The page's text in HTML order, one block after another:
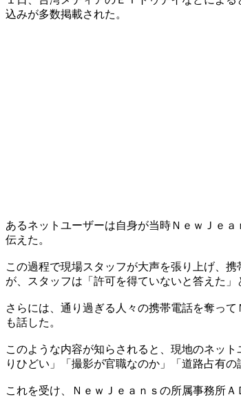
込みが多数掲載された。
あるネットユーザーは自身が当時ＮｅｗＪｅ
伝えた。
この過程で現場スタッフが大声を張り上げ、
が、スタッフは「許可を得ていないと答えた」
さらには、通り過ぎる人々の携帯電話を奪っ
も話した。
このような内容が知らされると、現地のネッ
りひどい」「撮影が官職なのか」「道路占有
これを受け、ＮｅｗＪｅａｎｓの所属事務所